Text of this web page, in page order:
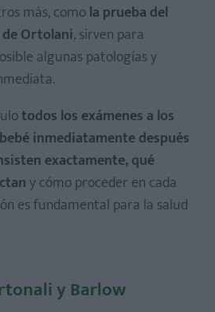
más, comola prueba del
Ortolani, sirven para
algunas patologías y
todos los exámenes a los
inmediatamente después
exactamente, qué
y cómo proceder en cada
es fundamental para la salud
y Barlow